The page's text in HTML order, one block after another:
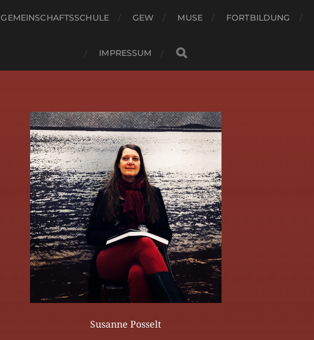
GEMEINSCHAFTSSCHULE GEW MUSE FORTBILDUNG
IMPRESSUM
Susanne Posselt